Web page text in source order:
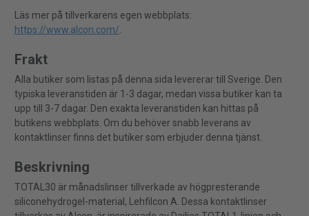
Läs mer på tillverkarens egen webbplats:
https://www.alcon.com/.
Frakt
Alla butiker som listas på denna sida levererar till Sverige. Den
typiska leveranstiden är 1-3 dagar, medan vissa butiker kan ta
upp till 3-7 dagar. Den exakta leveranstiden kan hittas på
butikens webbplats. Om du behöver snabb leverans av
kontaktlinser finns det butiker som erbjuder denna tjänst.
Beskrivning
TOTAL30 är månadslinser tillverkade av högpresterande
siliconehydrogel-material, Lehfilcon A. Dessa kontaktlinser